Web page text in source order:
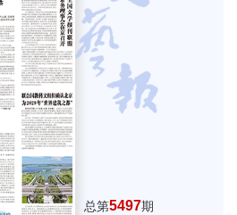
总第5497期